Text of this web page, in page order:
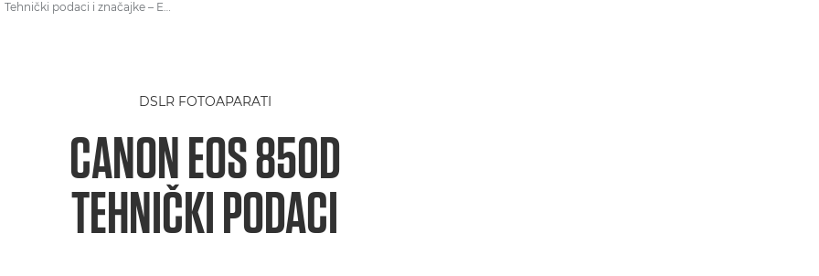
Tehnički podaci i značajke – EOS 850D
DSLR FOTOAPARATI
CANON EOS 850D
TEHNIČKI PODACI